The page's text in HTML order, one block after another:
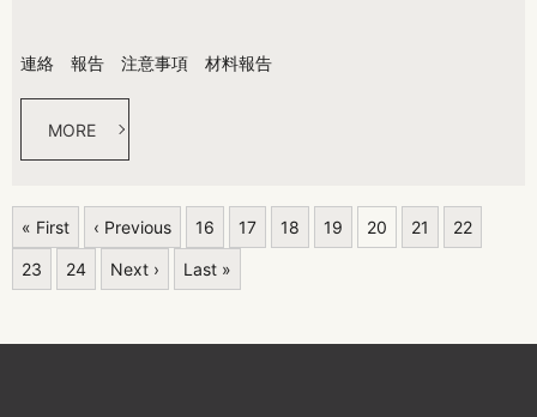
連絡 報告 注意事項 材料報告
MORE
« First ‹ Previous 16 17 18 19 20 21 22
23 24 Next › Last »